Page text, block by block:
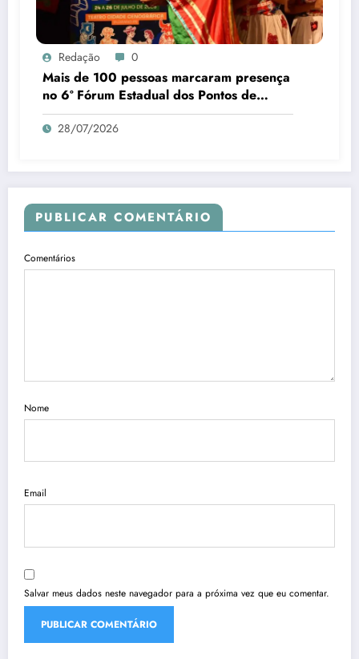
Redação 0
Mais de 100 pessoas marcaram presença
no 6º Fórum Estadual dos Pontos de
Cultura do Piauí
28/07/2026
PUBLICAR COMENTÁRIO
Comentários
Nome
Email
Salvar meus dados neste navegador para a próxima vez que eu comentar.